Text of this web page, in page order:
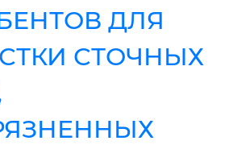
ДЛЯ
СТОЧНЫХ